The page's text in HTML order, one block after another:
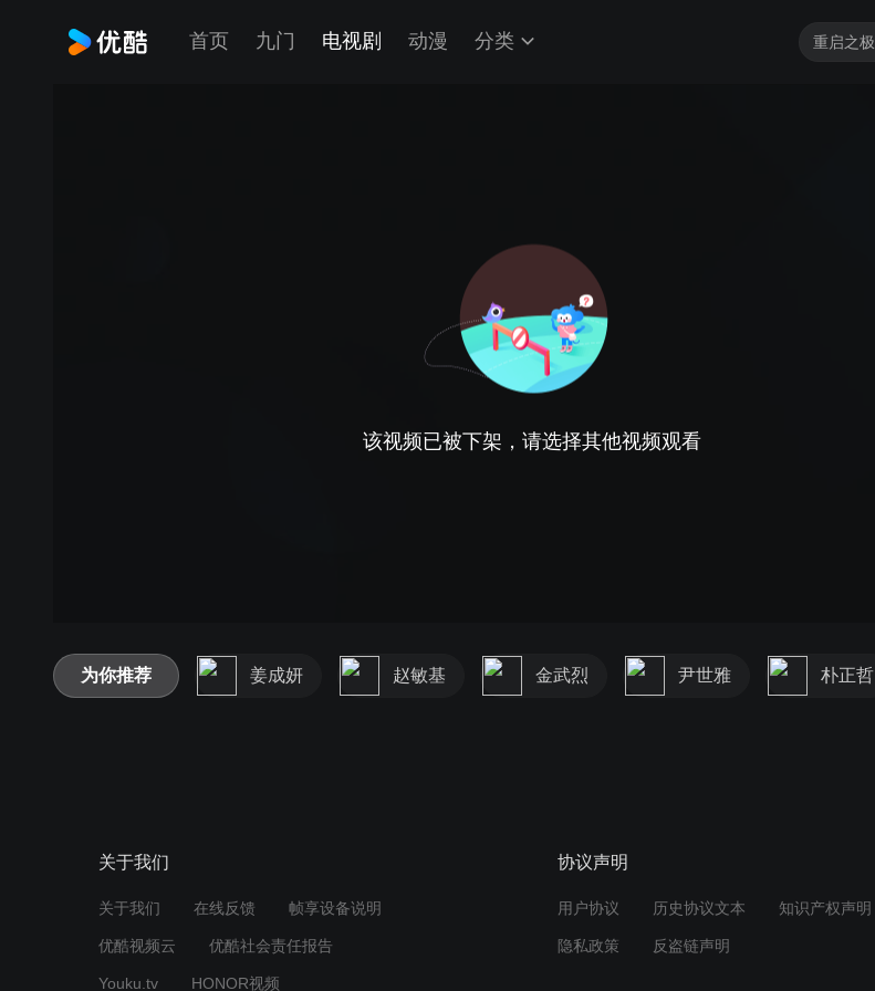
首页 九门 电视剧 动漫 分类
该视频已被下架，请选择其他视频观看
为你推荐 姜成妍 赵敏基 金武烈 尹世雅 朴正哲
关于我们
关于我们 在线反馈 帧享设备说明
优酷视频云 优酷社会责任报告
Youku.tv HONOR视频
协议声明
用户协议 历史协议文本 知识产权声明
隐私政策 反盗链声明